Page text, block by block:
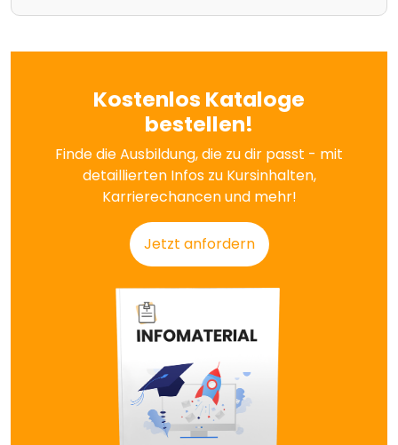
Kostenlos Kataloge
bestellen!
Finde die Ausbildung, die zu dir passt - mit
detaillierten Infos zu Kursinhalten,
Karrierechancen und mehr!
Jetzt anfordern